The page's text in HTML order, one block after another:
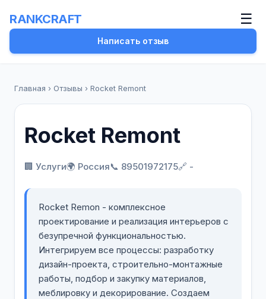
RANKCRAFT ☰
Написать отзыв
Главная › Отзывы › Rocket Remont
Rocket Remont
🏢 Услуги🌍 Россия📞 89501972175🔗 -
Rocket Remon - комплексное
проектирование и реализация интерьеров с
безупречной функциональностью.
Интегрируем все процессы: разработку
дизайн-проекта, строительно-монтажные
работы, подбор и закупку материалов,
меблировку и декорирование. Создаем